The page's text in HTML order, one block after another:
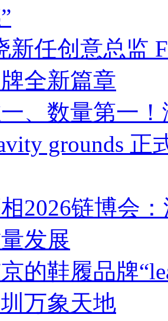
新任创意总监
全新篇章
、数量第一
grounds
2026链博会
发展
的鞋履品牌
万象天地